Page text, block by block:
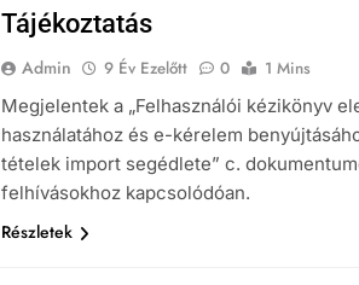
Tájékoztatás
Admin 9 Év Ezelőtt 0
1 Mins
Megjelentek a „Felhasználói kézikönyv
használatához és e-kérelem
tételek import segédlete” c.
felhívásokhoz kapcsolódóan.
Részletek